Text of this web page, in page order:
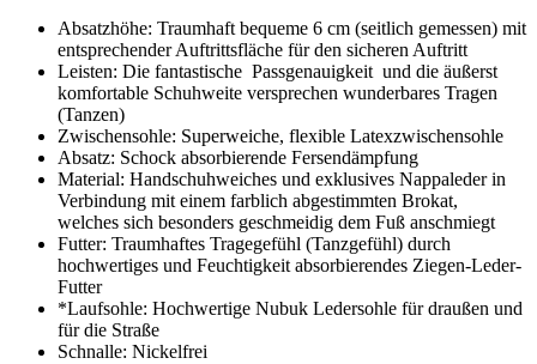
Absatzhöhe: Traumhaft bequeme 6 cm (seitlich gemessen) mit
entsprechender Auftrittsfläche für den sicheren Auftritt
Leisten: Die fantastische Passgenauigkeit und die äußerst
komfortable Schuhweite versprechen wunderbares Tragen
(Tanzen)
Zwischensohle: Superweiche, flexible Latexzwischensohle
Absatz: Schock absorbierende Fersendämpfung
Material: Handschuhweiches und exklusives Nappaleder in
Verbindung mit einem farblich abgestimmten Brokat,
welches sich besonders geschmeidig dem Fuß anschmiegt
Futter: Traumhaftes Tragegefühl (Tanzgefühl) durch
hochwertiges und Feuchtigkeit absorbierendes Ziegen-Leder-
Futter
*Laufsohle: Hochwertige Nubuk Ledersohle für draußen und
für die Straße
Schnalle: Nickelfrei